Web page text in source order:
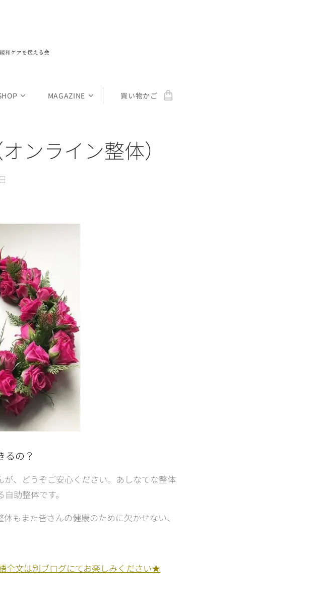
和ケアを伝える会
MAGAZINE 買い物かご
ンライン整体）
るの？
、どうぞご安心ください。あしなてな整体
助整体です。
もまた皆さんの健康のために欠かせない、
全文は別ブログにてお楽しみください★